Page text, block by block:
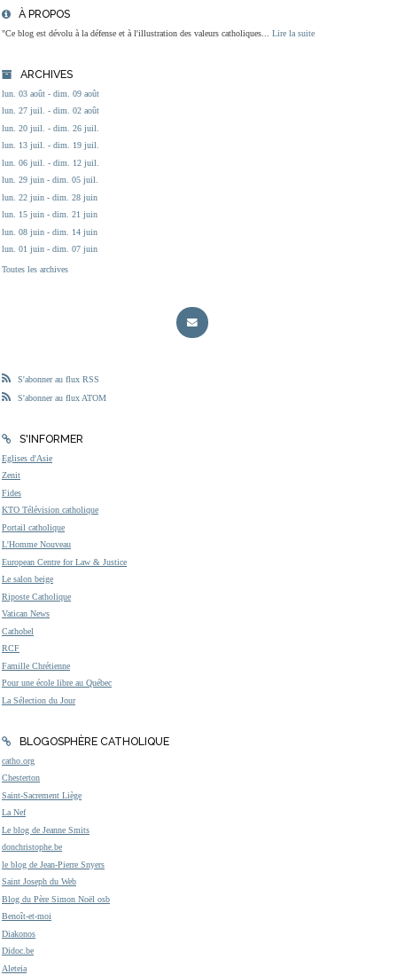
À PROPOS
"Ce blog est dévolu à la défense et à l'illustration des valeurs catholiques... Lire la suite
ARCHIVES
lun. 03 août - dim. 09 août
lun. 27 juil. - dim. 02 août
lun. 20 juil. - dim. 26 juil.
lun. 13 juil. - dim. 19 juil.
lun. 06 juil. - dim. 12 juil.
lun. 29 juin - dim. 05 juil.
lun. 22 juin - dim. 28 juin
lun. 15 juin - dim. 21 juin
lun. 08 juin - dim. 14 juin
lun. 01 juin - dim. 07 juin
Toutes les archives
S'abonner au flux RSS
S'abonner au flux ATOM
S'INFORMER
Eglises d'Asie
Zenit
Fides
KTO Télévision catholique
Portail catholique
L'Homme Nouveau
European Centre for Law & Justice
Le salon beige
Riposte Catholique
Vatican News
Cathobel
RCF
Famille Chrétienne
Pour une école libre au Québec
La Sélection du Jour
BLOGOSPHÈRE CATHOLIQUE
catho.org
Chesterton
Saint-Sacrement Liège
La Nef
Le blog de Jeanne Smits
donchristophe.be
le blog de Jean-Pierre Snyers
Saint Joseph du Web
Blog du Père Simon Noël osb
Benoît-et-moi
Diakonos
Didoc.be
Aleteia